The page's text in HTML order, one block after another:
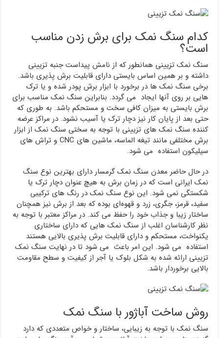
کدام سنگ نمک برای برش زدن مناسب
است؟
سنگ نمک تزیینی همانطور که از نامش پیداست جنبه تزیینی
داشته و بر همین اساس بایستی دارای قابلیت برش پذیری باشد.
برخی سنگ نمک ها در برخورد با ابزار برش پودر شده و یا ترک
هایی بر روی آنها ایجاد می گردد. بنابراین سنگ نمک مناسب برای
برش بایستی به میزان کافی سخت و مستحکم باشد. به طوری که
حتی بعد از پایان کار نیز دچار ترک یا آسیب نشود. در مراکز عرضه
کننده سنگ نمک های تزیینی با توجه به سختی سنگ نمک از ابزار
برش مختلفی مانند تیغه الماسه، ماشین های CNC و تراش های
سیلیکون استفاده می شود.
در حال حاضر معدن سنگ نمک گرمسار دارای بهترین نوع سنگ
نمک ایرانی است که در زمان برش به هیچ عنوان دچار ترک یا
شکستگی نمی شود. این نوع سنگ نمک در رنگ های ترکیبی
سفید، قرمز، جگری، زرد و قهوه‌ای بوده که بعد از برش نیز همچنان
ساختار زیبا و جذاب خود را حفظ می کند. در مراکز معتبر با توجه به
نظر کارشناسان اغلب از سنگ نمک هایی که دارای ساختاری
یکنواخت، مستحکم و دارای قابلیت برش پذیری بالایی هستند
استفاده می شود. این امر باعث می شود تا در نهایت سنگ نمک
تزیینی ارائه شده به شکل بلوک یا آجر از کیفیت و سطح مقاومت
بالایی برخوردار باشد.
روش ساخت آباژور با سنگ نمک
سنگ نمک با توجه به زیبایی، ساختار و خواص متعددی که دارد